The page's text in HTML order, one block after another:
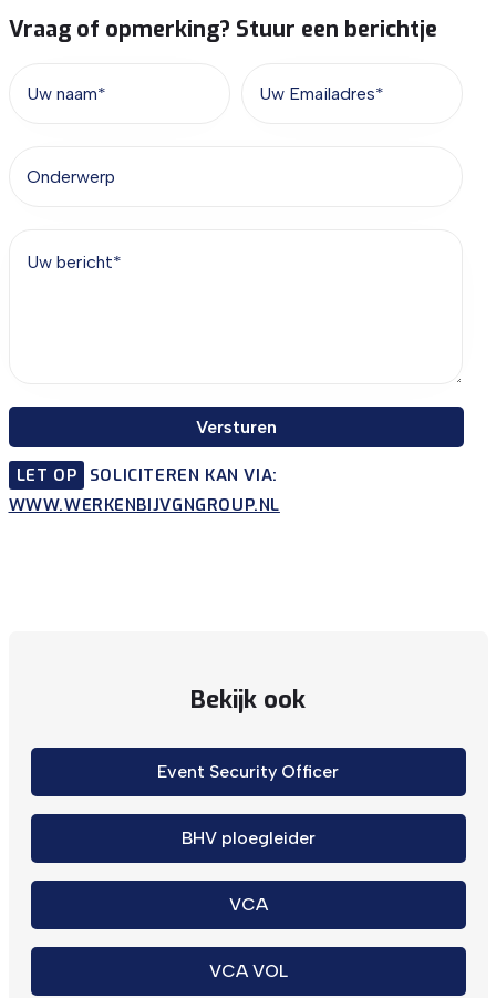
Vraag of opmerking? Stuur een berichtje
Versturen
LET OP
SOLICITEREN KAN VIA:
WWW.WERKENBIJVGNGROUP.NL
Bekijk ook
Event Security Officer
BHV ploegleider
VCA
VCA VOL